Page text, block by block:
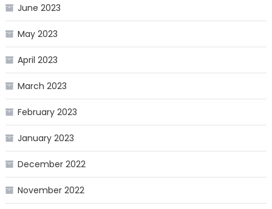
June 2023
May 2023
April 2023
March 2023
February 2023
January 2023
December 2022
November 2022